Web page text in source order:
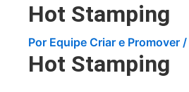
Hot Stamping
Por Equipe Criar e Promover /
Hot Stamping